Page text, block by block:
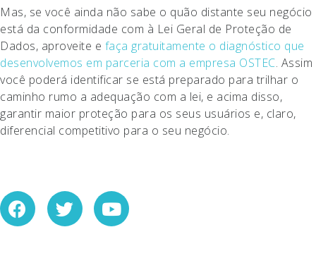
Mas, se você ainda não sabe o quão distante seu negócio
está da conformidade com à Lei Geral de Proteção de
Dados, aproveite e faça gratuitamente o diagnóstico que
desenvolvemos em parceria com a empresa OSTEC. Assim
você poderá identificar se está preparado para trilhar o
caminho rumo a adequação com a lei, e acima disso,
garantir maior proteção para os seus usuários e, claro,
diferencial competitivo para o seu negócio.